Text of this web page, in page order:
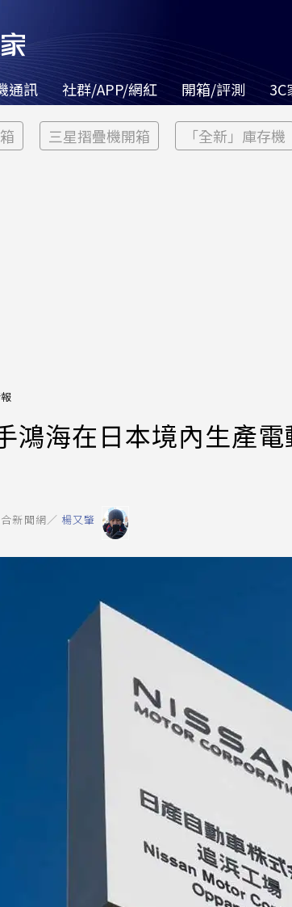
通訊 社群/APP/網紅 開箱/評測 3C
三星摺疊機開箱 「全新」庫存機
鴻海在日本境內生產
新聞網／ 楊又肇